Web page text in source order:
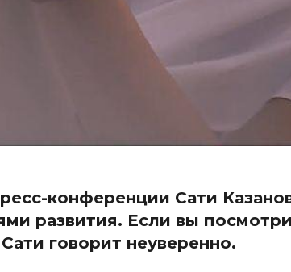
конференции Сати
развития. Если вы
говорит неуверенно.